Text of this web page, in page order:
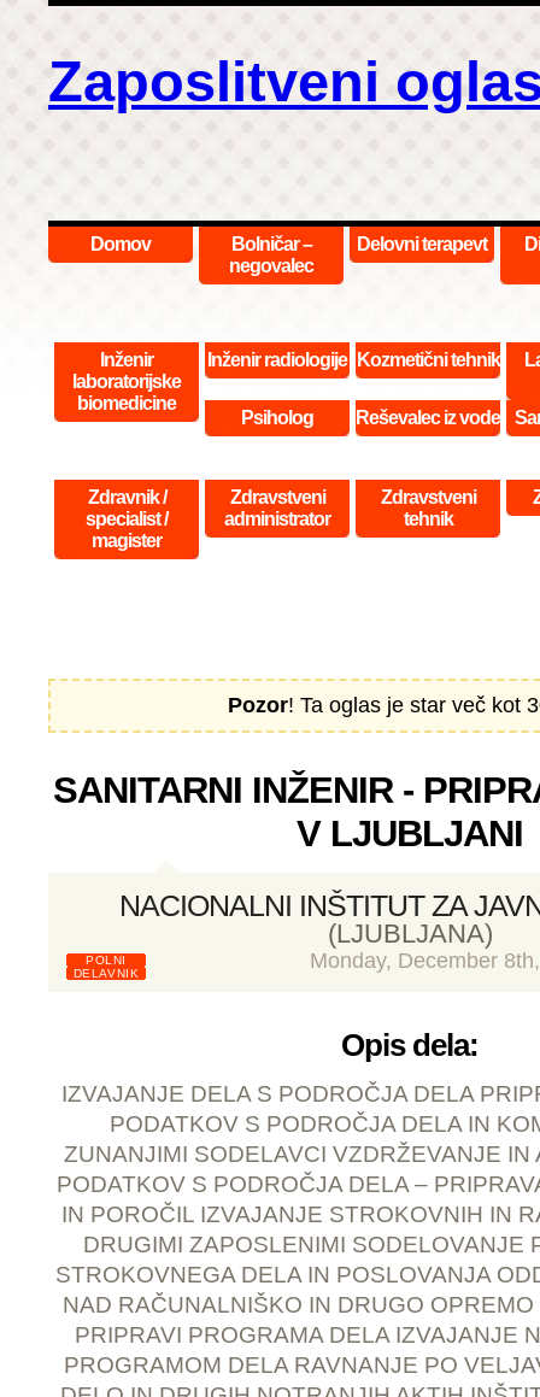
Zaposlitveni
Domov
Bolničar –
negovalec
Delovni terapevt
Inženir
laboratorijske
biomedicine
Inženir radiologije Kozmetični tehnik
Psiholog Reševalec iz vode
Zdravnik /
specialist /
magister
Zdravstveni
administrator
Zdravstveni
tehnik
Pozor! Ta oglas je star več kot
SANITARNI INŽENIR -
V LJUBLJANI
NACIONALNI INŠTITUT ZA
(LJUBLJANA)
POLNI
DELAVNIK
Monday, December
Opis dela:
IZVAJANJE DELA S PODROČJA DELA
PODATKOV S PODROČJA DELA IN
ZUNANJIMI SODELAVCI VZDRŽEVANJE IN
PODATKOV S PODROČJA DELA –
IN POROČIL IZVAJANJE STROKOVNIH IN
DRUGIMI ZAPOSLENIMI SODELOVANJE
STROKOVNEGA DELA IN POSLOVANJA
NAD RAČUNALNIŠKO IN DRUGO
PRIPRAVI PROGRAMA DELA IZVAJANJE
PROGRAMOM DELA RAVNANJE PO